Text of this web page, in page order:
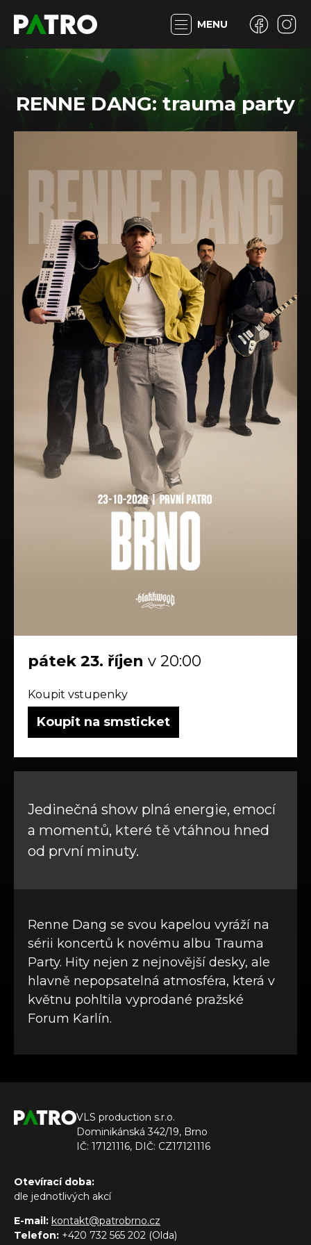
MENU
RENNE DANG: trauma party
pátek 23. říjen v 20:00
Koupit vstupenky
Koupit na smsticket
Jedinečná show plná energie, emocí
a momentů, které tě vtáhnou hned
od první minuty.
Renne Dang se svou kapelou vyráží na
sérii koncertů k novému albu Trauma
Party. Hity nejen z nejnovější desky, ale
hlavně nepopsatelná atmosféra, která v
květnu pohltila vyprodané pražské
Forum Karlín.
VLS production s.r.o.
Dominikánská 342/19, Brno
IČ: 17121116, DIČ: CZ17121116
Otevírací doba:
dle jednotlivých akcí
E-mail: kontakt@patrobrno.cz
Telefon: +420 732 565 202 (Olda)